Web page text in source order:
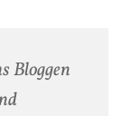
Bloggen